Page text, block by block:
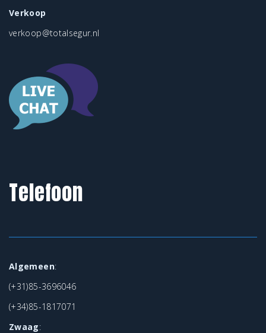
Verkoop
verkoop@totalsegur.nl
Telefoon
Algemeen:
(+31)85-3696046
(+34)85-1817071
Zwaag: